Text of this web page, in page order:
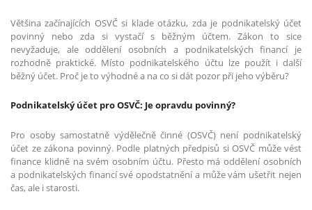
Většina začínajících OSVČ si klade otázku, zda je podnikatelský účet
povinný nebo zda si vystačí s běžným účtem. Zákon to sice
nevyžaduje, ale oddělení osobních a podnikatelských financí je
rozhodně praktické. Místo podnikatelského účtu lze použít i další
běžný účet. Proč je to výhodné a na co si dát pozor při jeho výběru?
Podnikatelský účet pro OSVČ: Je opravdu povinný?
Pro osoby samostatně výdělečně činné (OSVČ) není podnikatelský
účet ze zákona povinný. Podle platných předpisů si OSVČ může vést
finance klidně na svém osobním účtu. Přesto má oddělení osobních
a podnikatelských financí své opodstatnění a může vám ušetřit nejen
čas, ale i starosti.